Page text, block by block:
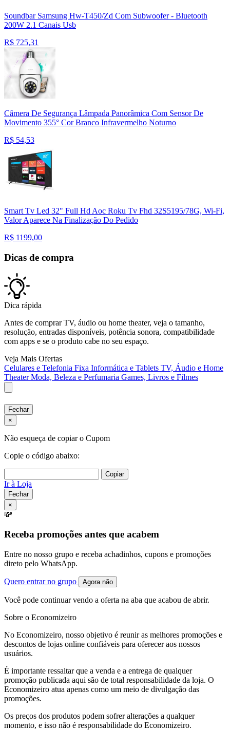
Soundbar Samsung Hw-T450/Zd Com Subwoofer - Bluetooth
200W 2.1 Canais Usb
R$ 725,31
Câmera De Segurança Lâmpada Panorâmica Com Sensor De
Movimento 355° Cor Branco Infravermelho Noturno
R$ 54,53
Smart Tv Led 32" Full Hd Aoc Roku Tv Fhd 32S5195/78G, Wi-Fi,
Valor Aparece Na Finalização Do Pedido
R$ 1199,00
Dicas de compra
Dica rápida
Antes de comprar TV, áudio ou home theater, veja o tamanho,
resolução, entradas disponíveis, potência sonora, compatibilidade
com apps e se o produto cabe no seu espaço.
Veja Mais Ofertas
Celulares e Telefonia Fixa Informática e Tablets TV, Áudio e Home
TheaterModa, Beleza e Perfumaria Games, Livros e Filmes
Fechar
×
Não esqueça de copiar o Cupom
Copie o código abaixo:
Copiar
Ir à Loja
Fechar
×
💸
Receba promoções antes que acabem
Entre no nosso grupo e receba achadinhos, cupons e promoções
direto pelo WhatsApp.
Quero entrar no grupo Agora não
Você pode continuar vendo a oferta na aba que acabou de abrir.
Sobre o Economizeiro
No Economizeiro, nosso objetivo é reunir as melhores promoções e
descontos de lojas online confiáveis para oferecer aos nossos
usuários.
É importante ressaltar que a venda e a entrega de qualquer
promoção publicada aqui são de total responsabilidade da loja. O
Economizeiro atua apenas como um meio de divulgação das
promoções.
Os preços dos produtos podem sofrer alterações a qualquer
momento, e isso não é responsabilidade do Economizeiro.